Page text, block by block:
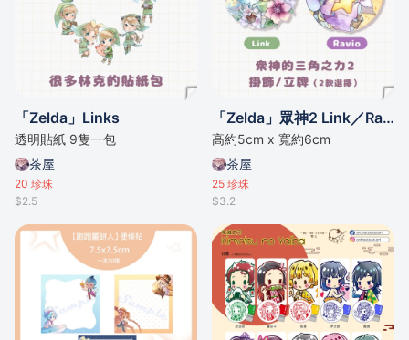
「Zelda」Links
透明貼紙 9隻一包
茶屋
20 珍珠
$2.5
「Zelda」眾神2 Link／Ravio 亞克力立牌
高約5cm x 寬約6cm
茶屋
25 珍珠
$3.2